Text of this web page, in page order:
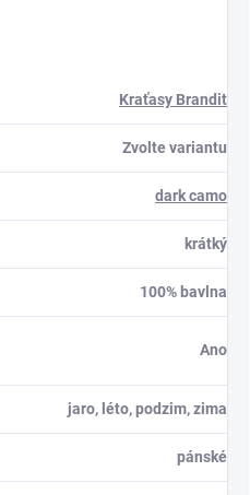
Kraťasy Brandit
Zvolte variantu
dark camo
krátký
100% bavlna
Ano
jaro, léto, podzim, zima
pánské